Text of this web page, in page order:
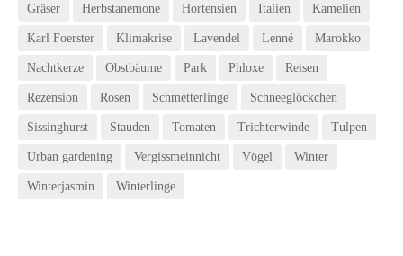
Gräser Herbstanemone Hortensien Italien Kamelien
Karl Foerster Klimakrise Lavendel Lenné Marokko
Nachtkerze Obstbäume Park Phloxe Reisen
Rezension Rosen Schmetterlinge Schneeglöckchen
Sissinghurst Stauden Tomaten Trichterwinde Tulpen
Urban gardening Vergissmeinnicht Vögel Winter
Winterjasmin Winterlinge